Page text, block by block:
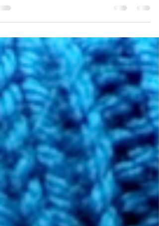
כשהם צעירים הם רוצים לעזור, להיות חלק משמעותי